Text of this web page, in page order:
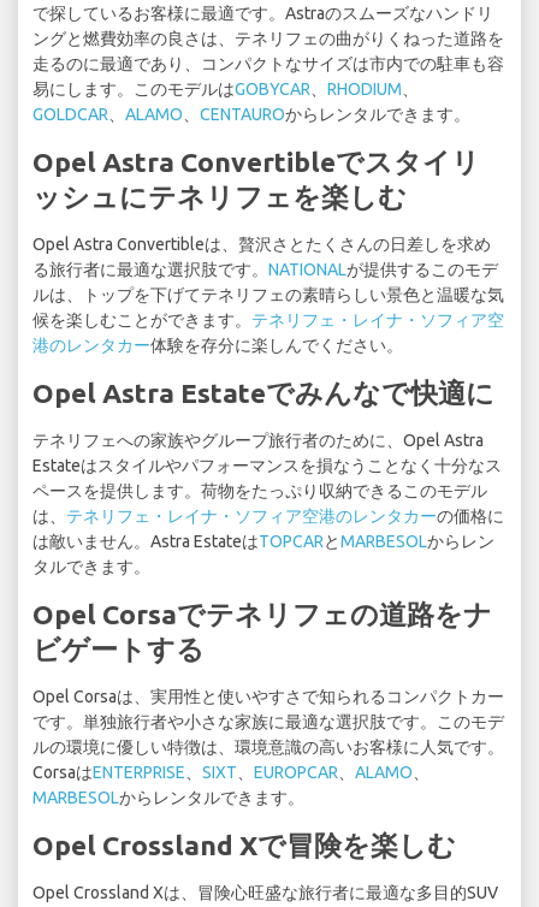
で探しているお客様に最適です。Astraのスムーズなハンドリ
ングと燃費効率の良さは、テネリフェの曲がりくねった道路を
走るのに最適であり、コンパクトなサイズは市内での駐車も容
易にします。このモデルはGOBYCAR RHODIUM
GOLDCAR
ALAMO CENTAUROからレンタルできます。
Opel Astra Convertibleでスタイリ
ッシュにテネリフェを楽しむ
Opel Astra Convertibleは、贅沢さとたくさんの日差しを求め
る旅行者に最適な選択肢です。 NATIONALが提供するこのモデ
ルは、トップを下げてテネリフェの素晴らしい景色と温暖な気
候を楽しむことができます。 テネリフェ・レイナ・ソフィア空
港のレンタカー体験を存分に楽しんでください。
Opel Astra Estateでみんなで快適に
テネリフェへの家族やグループ旅行者のために、Opel Astra
Estateはスタイルやパフォーマンスを損なうことなく十分なス
ペースを提供します。荷物をたっぷり収納できるこのモデル
は、 テネリフェ・レイナ・ソフィア空港のレンタカーの価格に
は敵いません。Astra EstateはTOPCARとMARBESOLからレン
タルできます。
Opel Corsaでテネリフェの道路をナ
ビゲートする
Opel Corsaは、実用性と使いやすさで知られるコンパクトカー
です。単独旅行者や小さな家族に最適な選択肢です。このモデ
ルの環境に優しい特徴は、環境意識の高いお客様に人気です。
CorsaはENTERPRISE SIXT EUROPCAR ALAMO
MARBESOLからレンタルできます。
Opel Crossland Xで冒険を楽しむ
Opel Crossland Xは、冒険心旺盛な旅行者に最適な多目的SUV